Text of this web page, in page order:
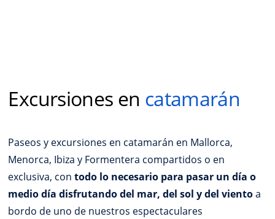
Excursiones en catamarán
Paseos y excursiones en catamarán en Mallorca,
Menorca, Ibiza y Formentera compartidos o en
exclusiva, contodo lo necesario para pasar un día o
medio día disfrutando del mar, del sol y del vientoa
bordo de uno de nuestros espectaculares